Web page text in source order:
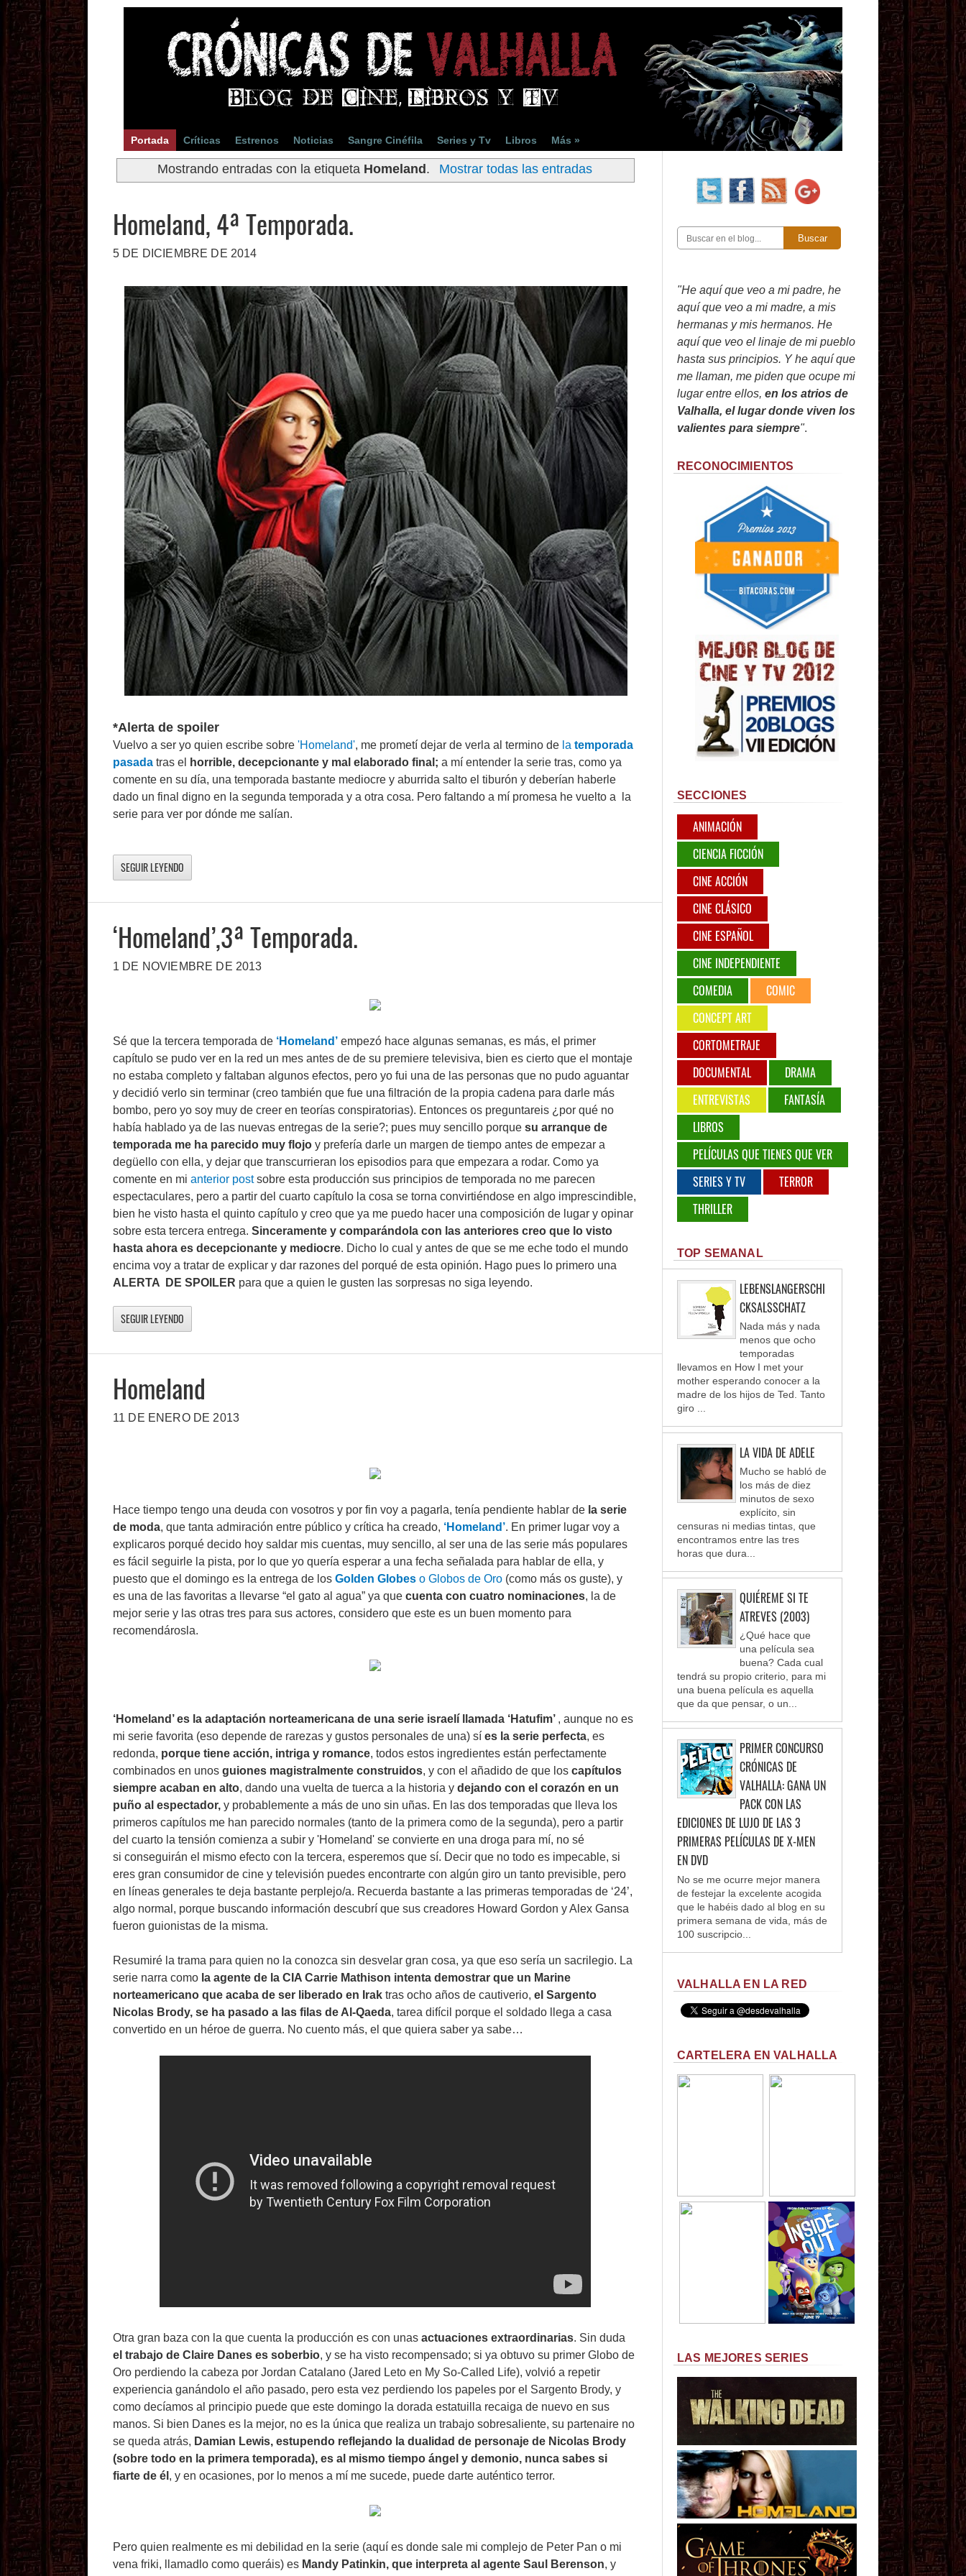
Portada Críticas Estrenos Noticias Sangre Cinéfila Series y Tv Libros Más »
Mostrando entradas con la etiqueta Homeland . Mostrar todas las entradas
Homeland, 4ª Temporada.
5 DE DICIEMBRE DE 2014
*Alerta de spoiler
Vuelvo a ser yo quien escribe sobre 'Homeland', me prometí dejar de verla al termino de la temporada
pasada tras el horrible, decepcionante y mal elaborado final; a mí entender la serie tras, como ya
comente en su día, una temporada bastante mediocre y aburrida salto el tiburón y deberían haberle
dado un final digno en la segunda temporada y a otra cosa. Pero faltando a mí promesa he vuelto a la
serie para ver por dónde me salían.
SEGUIR LEYENDO
‘Homeland’,3ª Temporada.
1 DE NOVIEMBRE DE 2013
Sé que la tercera temporada de ‘Homeland’ empezó hace algunas semanas, es más, el primer
capítulo se pudo ver en la red un mes antes de de su premiere televisiva, bien es cierto que el montaje
no estaba completo y faltaban algunos efectos, pero yo fui una de las personas que no pudo aguantar
y decidió verlo sin terminar (creo también que fue una filtración de la propia cadena para darle más
bombo, pero yo soy muy de creer en teorías conspiratorias). Entonces os preguntareis ¿por qué no
había hablado ya de las nuevas entregas de la serie?; pues muy sencillo porque su arranque de
temporada me ha parecido muy flojo y prefería darle un margen de tiempo antes de empezar a
degüello con ella, y dejar que transcurrieran los episodios para que empezara a rodar. Como ya
comente en mi anterior postsobre esta producción sus principios de temporada no me parecen
espectaculares, pero a partir del cuarto capítulo la cosa se torna convirtiéndose en algo imprescindible,
bien he visto hasta el quinto capítulo y creo que ya me puedo hacer una composición de lugar y opinar
sobre esta tercera entrega. Sinceramente y comparándola con las anteriores creo que lo visto
hasta ahora es decepcionante y mediocre. Dicho lo cual y antes de que se me eche todo el mundo
encima voy a tratar de explicar y dar razones del porqué de esta opinión. Hago pues lo primero una
ALERTA DE SPOILER para que a quien le gusten las sorpresas no siga leyendo.
SEGUIR LEYENDO
Homeland
11 DE ENERO DE 2013
Hace tiempo tengo una deuda con vosotros y por fin voy a pagarla, tenía pendiente hablar de la serie
de moda, que tanta admiración entre público y crítica ha creado, ‘Homeland’. En primer lugar voy a
explicaros porqué decido hoy saldar mis cuentas, muy sencillo, al ser una de las serie más populares
es fácil seguirle la pista, por lo que yo quería esperar a una fecha señalada para hablar de ella, y
puesto que el domingo es la entrega de los Golden Globes o Globos de Oro (como más os guste), y
es una de las favoritas a llevarse “el gato al agua” ya que cuenta con cuatro nominaciones, la de
mejor serie y las otras tres para sus actores, considero que este es un buen momento para
recomendárosla.
‘Homeland’ es la adaptación norteamericana de una serie israelí llamada ‘Hatufim’ , aunque no es
mi serie favorita (eso depende de rarezas y gustos personales de una) sí es la serie perfecta, es
redonda, porque tiene acción, intriga y romance, todos estos ingredientes están perfectamente
combinados en unos guiones magistralmente construidos, y con el añadido de que los capítulos
siempre acaban en alto, dando una vuelta de tuerca a la historia y dejando con el corazón en un
puño al espectador, y probablemente a más de uno sin uñas. En las dos temporadas que lleva los
primeros capítulos me han parecido normales (tanto de la primera como de la segunda), pero a partir
del cuarto la tensión comienza a subir y 'Homeland' se convierte en una droga para mí, no sé
si conseguirán el mismo efecto con la tercera, esperemos que sí. Decir que no todo es impecable, si
eres gran consumidor de cine y televisión puedes encontrarte con algún giro un tanto previsible, pero
en líneas generales te deja bastante perplejo/a. Recuerda bastante a las primeras temporadas de ‘24’,
algo normal, porque buscando información descubrí que sus creadores Howard Gordon y Alex Gansa
fueron guionistas de la misma.
Resumiré la trama para quien no la conozca sin desvelar gran cosa, ya que eso sería un sacrilegio. La
serie narra como la agente de la CIA Carrie Mathison intenta demostrar que un Marine
norteamericano que acaba de ser liberado en Irak tras ocho años de cautiverio, el Sargento
Nicolas Brody, se ha pasado a las filas de Al-Qaeda, tarea difícil porque el soldado llega a casa
convertido en un héroe de guerra. No cuento más, el que quiera saber ya sabe…
Otra gran baza con la que cuenta la producción es con unas actuaciones extraordinarias. Sin duda
el trabajo de Claire Danes es soberbio, y se ha visto recompensado; si ya obtuvo su primer Globo de
Oro perdiendo la cabeza por Jordan Catalano (Jared Leto en My So-Called Life), volvió a repetir
experiencia ganándolo el año pasado, pero esta vez perdiendo los papeles por el Sargento Brody, y
como decíamos al principio puede que este domingo la dorada estatuilla recaiga de nuevo en sus
manos. Si bien Danes es la mejor, no es la única que realiza un trabajo sobresaliente, su partenaire no
se queda atrás, Damian Lewis, estupendo reflejando la dualidad de personaje de Nicolas Brody
(sobre todo en la primera temporada), es al mismo tiempo ángel y demonio, nunca sabes si
fiarte de él , y en ocasiones, por lo menos a mí me sucede, puede darte auténtico terror.
Pero quien realmente es mi debilidad en la serie (aquí es donde sale mi complejo de Peter Pan o mi
vena friki, llamadlo como queráis) es Mandy Patinkin, que interpreta al agente Saul Berenson, y
Buscar
"He aquí que veo a mi padre, he
aquí que veo a mi madre, a mis
hermanas y mis hermanos. He
aquí que veo el linaje de mi pueblo
hasta sus principios. Y he aquí que
me llaman, me piden que ocupe mi
lugar entre ellos, en los atrios de
Valhalla, el lugar donde viven los
valientes para siempre".
RECONOCIMIENTOS
SECCIONES
ANIMACIÓN
CIENCIA FICCIÓN
CINE ACCIÓN
CINE CLÁSICO
CINE ESPAÑOL
CINE INDEPENDIENTE
COMEDIA
COMIC
CONCEPT ART
CORTOMETRAJE
DOCUMENTAL
DRAMA
ENTREVISTAS
FANTASÍA
LIBROS
PELÍCULAS QUE TIENES QUE VER
SERIES Y TV
TERROR
THRILLER
TOP SEMANAL
LEBENSLANGERSCHI
CKSALSSCHATZ
Nada más y nada
menos que ocho
temporadas
llevamos en How I met your
mother esperando conocer a la
madre de los hijos de Ted. Tanto
giro ...
LA VIDA DE ADELE
Mucho se habló de
los más de diez
minutos de sexo
explícito, sin
censuras ni medias tintas, que
encontramos entre las tres
horas que dura...
QUIÉREME SI TE
ATREVES (2003)
¿Qué hace que
una película sea
buena? Cada cual
tendrá su propio criterio, para mi
una buena película es aquella
que da que pensar, o un...
PRIMER CONCURSO
CRÓNICAS DE
VALHALLA: GANA UN
PACK CON LAS
EDICIONES DE LUJO DE LAS 3
PRIMERAS PELÍCULAS DE X-MEN
EN DVD
No se me ocurre mejor manera
de festejar la excelente acogida
que le habéis dado al blog en su
primera semana de vida, más de
100 suscripcio...
VALHALLA EN LA RED
CARTELERA EN VALHALLA
LAS MEJORES SERIES